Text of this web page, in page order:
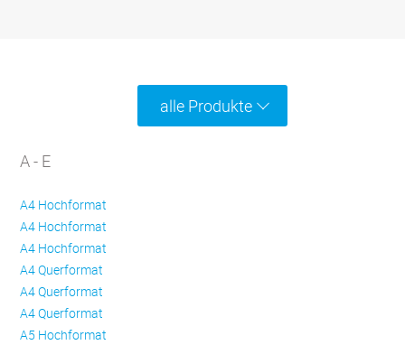
alle Produkte
A - E
A4 Hochformat
A4 Hochformat
A4 Hochformat
A4 Querformat
A4 Querformat
A4 Querformat
A5 Hochformat